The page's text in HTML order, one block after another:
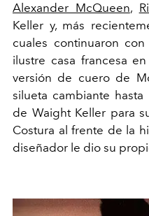
Alexander McQueen,
Keller y, más
cuales continuaron
ilustre casa francesa
versión de cuero de
silueta cambiante
de Waight Keller para
Costura al frente de la
diseñador le dio su